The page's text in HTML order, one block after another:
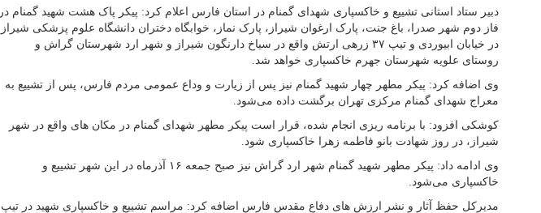
دبیر ستاد استانی تشییع و خاکسپاری شهدای گمنام در استان فارس اعلام کرد: پیکر پاک هشت شهید گمنام در
فاز دوم شهر صدرا، باغ جنت، پارک ارغوان شیراز، پارک نماز، خوابگاه دختران دانشگاه علوم پزشکی شیراز
در خیابان ابیوردی و تیپ ۳۷ زرهی ارتش واقع در سیاخ دارنگون شیراز و شهر ارد شهرستان گراش و
روستای علویه شهرستان جهرم خاکسپاری خواهد شد.
وی اضافه کرد: پیکر مطهر چهار شهید گمنام نیز پس از زیارت و وداع عمومی مردم فارس، پس از تشییع به
معراج شهدای گمنام مرکزی تهران برگشت داده می‌شود.
کوشکی افزود: با برنامه ریزی انجام شده، قرار است پیکر مطهر شهدای گمنام در مکان های واقع در شهر
شیراز، در روز شهادت بانو فاطمه زهرا خاکسپاری شود.
وی ادامه داد: پیکر مطهر شهید گمنام شهر ارد گراش نیز صبح جمعه ۱۶ آذرماه در این شهر تشییع و
خاکسپاری می‌شود.
مدیرکل حفظ آثار و نشر ارزش های دفاع مقدس فارس اضافه کرد: مراسم تشییع و خاکسپاری شهید در تیپ